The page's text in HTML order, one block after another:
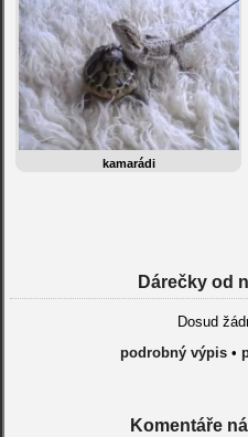
kamarádi
Dárečky od
Dosud
podrobný výpis•
Komentáře